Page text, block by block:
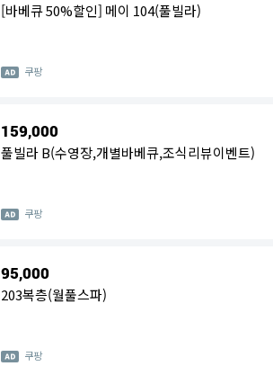
[바베큐 50%할인] 메이 104(풀빌라)
쿠팡
159,000
풀빌라 B(수영장,개별바베큐,조식리뷰이벤트)
쿠팡
95,000
203복층(월풀스파)
쿠팡